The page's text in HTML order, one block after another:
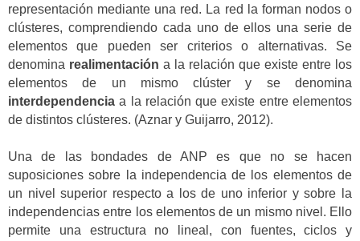
representación mediante una red. La red la forman nodos o
clústeres, comprendiendo cada uno de ellos una serie de
elementos que pueden ser criterios o alternativas. Se
denomina realimentación a la relación que existe entre los
elementos de un mismo clúster y se denomina
interdependencia a la relación que existe entre elementos
de distintos clústeres. (Aznar y Guijarro, 2012).
Una de las bondades de ANP es que no se hacen
suposiciones sobre la independencia de los elementos de
un nivel superior respecto a los de uno inferior y sobre la
independencias entre los elementos de un mismo nivel. Ello
permite una estructura no lineal, con fuentes, ciclos y